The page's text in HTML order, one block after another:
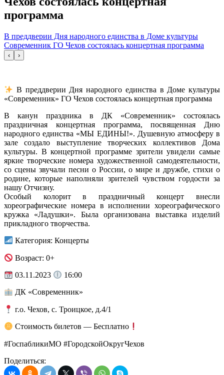
программа
В преддверии Дня народного единства в Доме культуры
Современник ГО Чехов состоялась концертная программа
‹ ›
В преддверии Дня народного единства в Доме культуры
«Современник» ГО Чехов состоялась концертная программа
В канун праздника в ДК «Современник» состоялась
праздничная концертная программа, посвященная Дню
народного единства «МЫ ЕДИНЫ!». Душевную атмосферу в
зале создало выступление творческих коллективов Дома
культуры. В концертной программе зрители увидели самые
яркие творческие номера художественной самодеятельности,
со сцены звучали песни о России, о мире и дружбе, стихи о
родине, которые наполняли зрителей чувством гордости за
нашу Отчизну.
Особый колорит в праздничный концерт внесли
хореографические номера в исполнении хореографического
кружка «Ладушки». Была организована выставка изделий
прикладного творчества.
Категория: Концерты
Возраст: 0+
03.11.2023 16:00
ДК «Современник»
г.о. Чехов, с. Троицкое, д.4/1
Стоимость билетов — Бесплатно
#ГоспабликиМО #ГородскойОкругЧехов
Поделиться: